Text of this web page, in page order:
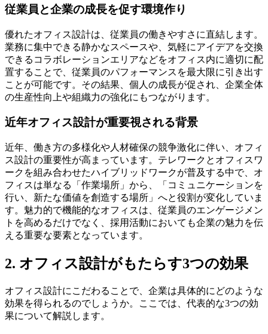
従業員と企業の成長を促す環境作り
優れたオフィス設計は、従業員の働きやすさに直結します。
業務に集中できる静かなスペースや、気軽にアイデアを交換
できるコラボレーションエリアなどをオフィス内に適切に配
置することで、従業員のパフォーマンスを最大限に引き出す
ことが可能です。その結果、個人の成長が促され、企業全体
の生産性向上や組織力の強化にもつながります。
近年オフィス設計が重要視される背景
近年、働き方の多様化や人材確保の競争激化に伴い、オフィ
ス設計の重要性が高まっています。テレワークとオフィスワ
ークを組み合わせたハイブリッドワークが普及する中で、オ
フィスは単なる「作業場所」から、「コミュニケーションを
行い、新たな価値を創造する場所」へと役割が変化していま
す。魅力的で機能的なオフィスは、従業員のエンゲージメン
トを高めるだけでなく、採用活動においても企業の魅力を伝
える重要な要素となっています。
2. オフィス設計がもたらす3つの効果
オフィス設計にこだわることで、企業は具体的にどのような
効果を得られるのでしょうか。ここでは、代表的な3つの効
果について解説します。